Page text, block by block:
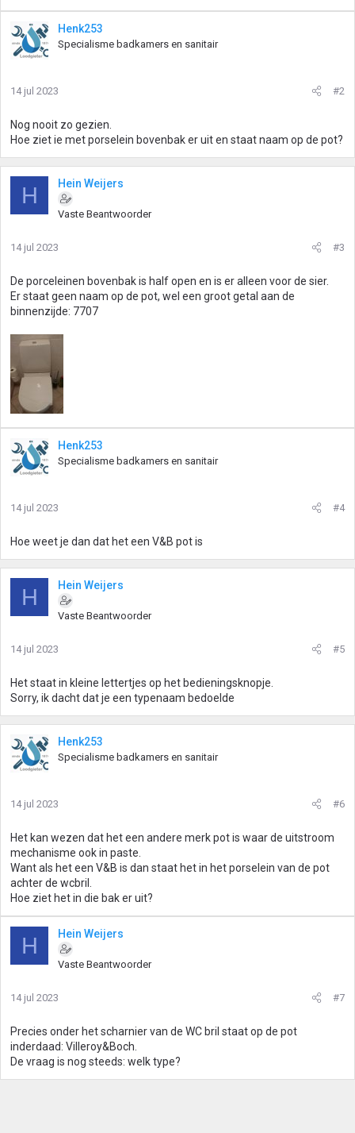
Henk253
Specialisme badkamers en sanitair
14 jul 2023 #2
Nog nooit zo gezien.
Hoe ziet ie met porselein bovenbak er uit en staat naam op de pot?
H Hein Weijers
Vaste Beantwoorder
14 jul 2023 #3
De porceleinen bovenbak is half open en is er alleen voor de sier.
Er staat geen naam op de pot, wel een groot getal aan de
binnenzijde: 7707
Henk253
Specialisme badkamers en sanitair
14 jul 2023 #4
Hoe weet je dan dat het een V&B pot is
H Hein Weijers
Vaste Beantwoorder
14 jul 2023 #5
Het staat in kleine lettertjes op het bedieningsknopje.
Sorry, ik dacht dat je een typenaam bedoelde
Henk253
Specialisme badkamers en sanitair
14 jul 2023 #6
Het kan wezen dat het een andere merk pot is waar de uitstroom
mechanisme ook in paste.
Want als het een V&B is dan staat het in het porselein van de pot
achter de wcbril.
Hoe ziet het in die bak er uit?
H Hein Weijers
Vaste Beantwoorder
14 jul 2023 #7
Precies onder het scharnier van de WC bril staat op de pot
inderdaad: Villeroy&Boch.
De vraag is nog steeds: welk type?